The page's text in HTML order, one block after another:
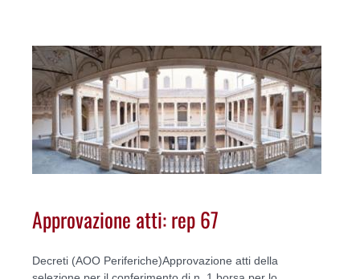
Approvazione atti: rep 67
Decreti (AOO Periferiche)Approvazione atti della